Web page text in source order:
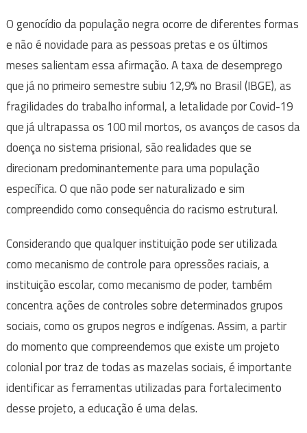
O genocídio da população negra ocorre de diferentes formas
e não é novidade para as pessoas pretas e os últimos
meses salientam essa afirmação. A taxa de desemprego
que já no primeiro semestre subiu 12,9% no Brasil (IBGE), as
fragilidades do trabalho informal, a letalidade por Covid-19
que já ultrapassa os 100 mil mortos, os avanços de casos da
doença no sistema prisional, são realidades que se
direcionam predominantemente para uma população
específica. O que não pode ser naturalizado e sim
compreendido como consequência do racismo estrutural.
Considerando que qualquer instituição pode ser utilizada
como mecanismo de controle para opressões raciais, a
instituição escolar, como mecanismo de poder, também
concentra ações de controles sobre determinados grupos
sociais, como os grupos negros e indígenas. Assim, a partir
do momento que compreendemos que existe um projeto
colonial por traz de todas as mazelas sociais, é importante
identificar as ferramentas utilizadas para fortalecimento
desse projeto, a educação é uma delas.